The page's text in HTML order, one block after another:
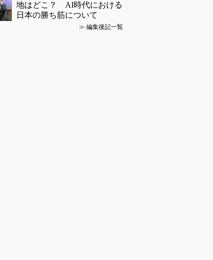
地はどこ？ AI時代における
日本の勝ち筋について
≫ 編集後記一覧